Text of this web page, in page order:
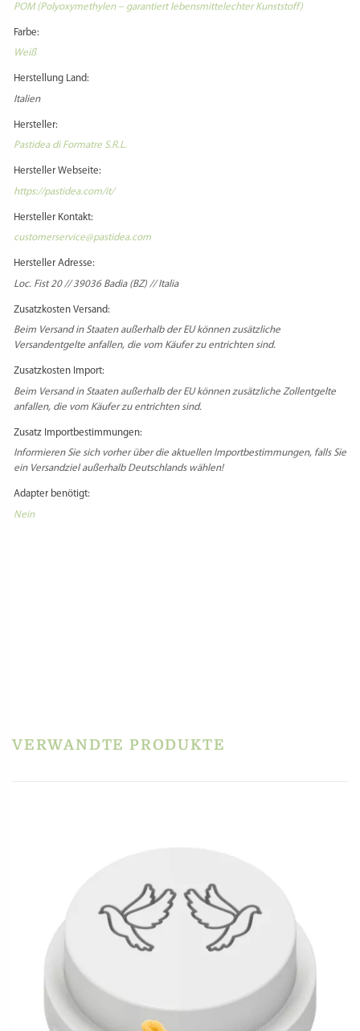
POM (Polyoxymethylen – garantiert lebensmittelechter Kunststoff)
Farbe:
Weiß
Herstellung Land:
Italien
Hersteller:
Pastidea di Formatre S.R.L.
Hersteller Webseite:
https://pastidea.com/it/
Hersteller Kontakt:
customerservice@pastidea.com
Hersteller Adresse:
Loc. Fist 20 // 39036 Badia (BZ) // Italia
Zusatzkosten Versand:
Beim Versand in Staaten außerhalb der EU können zusätzliche
Versandentgelte anfallen, die vom Käufer zu entrichten sind.
Zusatzkosten Import:
Beim Versand in Staaten außerhalb der EU können zusätzliche Zollentgelte
anfallen, die vom Käufer zu entrichten sind.
Zusatz Importbestimmungen:
Informieren Sie sich vorher über die aktuellen Importbestimmungen, falls Sie
ein Versandziel außerhalb Deutschlands wählen!
Adapter benötigt:
Nein
Avance / 7000er“
VERWANDTE PRODUKTE